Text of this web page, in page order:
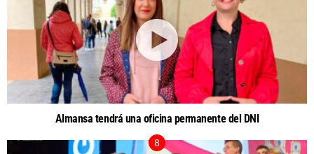
Almansa tendrá una oficina permanente del DNI